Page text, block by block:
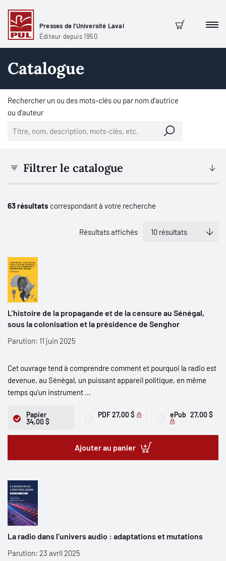
Presses de l'Université Laval
Éditeur depuis 1950
Panier
Catalogue
Rechercher un ou des mots-clés ou par nom d'autrice
ou d'auteur
Filtrer le catalogue
63 résultats correspondant à votre recherche
Résultats affichés
L’histoire de la propagande et de la censure au Sénégal,
sous la colonisation et la présidence de Senghor
Parution: 11 juin 2025
Cet ouvrage tend à comprendre comment et pourquoi la radio est
devenue, au Sénégal, un puissant appareil politique, en même
temps qu’un instrument ...
Papier
34,00 $
PDF 27,00 $ ePub 27,00 $
Ajouter au panier
La radio dans l’univers audio : adaptations et mutations
Parution: 23 avril 2025